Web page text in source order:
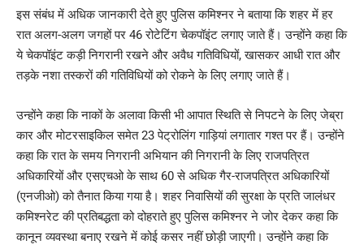
इस संबंध में अधिक जानकारी देते हुए पुलिस कमिश्नर ने बताया कि शहर में हर
रात अलग-अलग जगहों पर 46 रोटेटिंग चेकपॉइंट लगाए जाते हैं। उन्होंने कहा कि
ये चेकपॉइंट कड़ी निगरानी रखने और अवैध गतिविधियों, खासकर आधी रात और
तड़के नशा तस्करों की गतिविधियों को रोकने के लिए लगाए जाते हैं।
उन्होंने कहा कि नाकों के अलावा किसी भी आपात स्थिति से निपटने के लिए जेब्रा
कार और मोटरसाइकिल समेत 23 पेट्रोलिंग गाड़ियां लगातार गश्त पर हैं। उन्होंने
कहा कि रात के समय निगरानी अभियान की निगरानी के लिए राजपत्रित
अधिकारियों और एसएचओ के साथ 60 से अधिक गैर-राजपत्रित अधिकारियों
(एनजीओ) को तैनात किया गया है। शहर निवासियों की सुरक्षा के प्रति जालंधर
कमिश्नरेट की प्रतिबद्धता को दोहराते हुए पुलिस कमिश्नर ने जोर देकर कहा कि
कानून व्यवस्था बनाए रखने में कोई कसर नहीं छोड़ी जाएगी। उन्होंने कहा कि